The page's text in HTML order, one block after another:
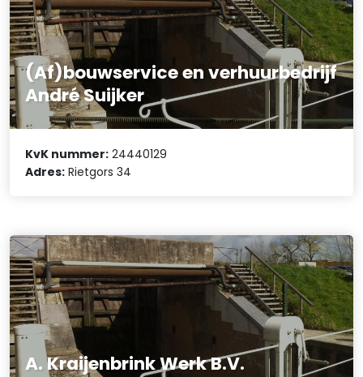
(Af)bouwservice en verhuurbedrijf
André Suijker
KvK nummer: 24440129
Adres: Rietgors 34
A. Kraijenbrink Werk B.V.